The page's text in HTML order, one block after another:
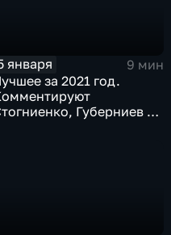
января
9 мин
за 2021 год.
Губерниев и